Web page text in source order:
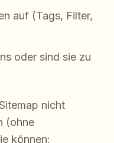
auf (Tags, Filter,
oder sind sie zu
nicht
(ohne
können: